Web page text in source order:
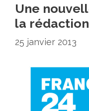
Une
la
25 janvier 2013